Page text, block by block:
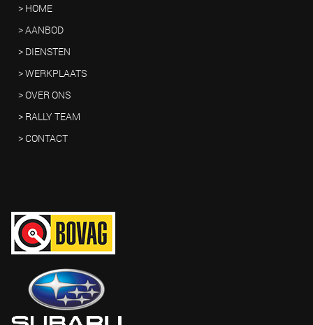
> HOME
> AANBOD
> DIENSTEN
> WERKPLAATS
> OVER ONS
> RALLY TEAM
> CONTACT